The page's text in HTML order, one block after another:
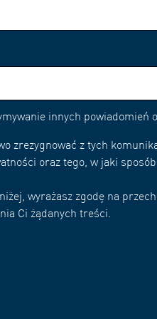
innych powiadomień
zrezygnować z tych
oraz tego, w jaki
wyrażasz zgodę na
Ci żądanych treści.